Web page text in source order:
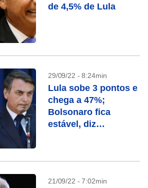
de 4,5% de Lula
29/09/22 - 8:24min
Lula sobe 3 pontos e
chega a 47%;
Bolsonaro fica
estável, diz
21/09/22 - 7:02min